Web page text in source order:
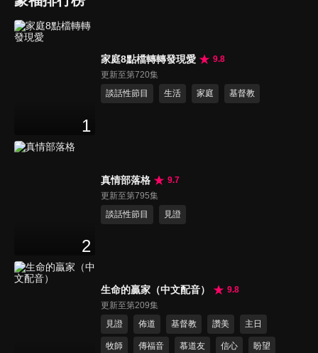
1
家庭8點檔轉轉發現愛
9.8
更新至第720集
談話性節目
生活 家庭 基督教
2
真情部落格
9.7
更新至第795集
談話性節目
見證
生命的贏家（中文配音）
9.8
更新至第209集
見證
佈道 基督教 讚美 主日
牧師 傳福音 慕道友 信心 盼望